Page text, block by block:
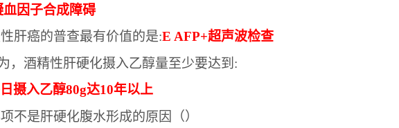
血因子合成障碍
肝癌的普查最有价值的是:E AFP+超声波检查
，酒精性肝硬化摄入乙醇量至少要达到:
摄入乙醇80g达10年以上
不是肝硬化腹水形成的原因（）